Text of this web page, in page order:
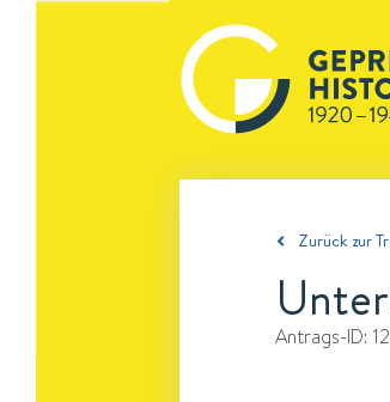
Zurück zur
Antrags-ID: